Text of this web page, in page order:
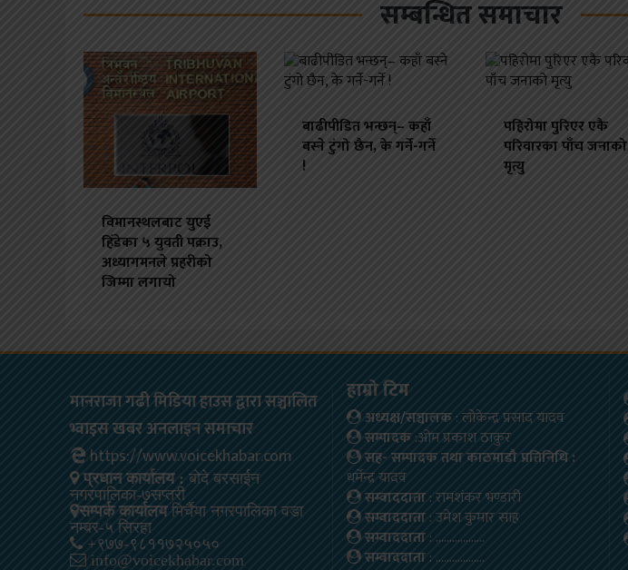
सम्बन्धित समाचार
विमानस्थलबाट युएई
हिँडेका ५ युवती पक्राउ,
अध्यागमनले प्रहरीको
जिम्मा लगायो
बाढीपीडित भन्छन्– कहाँ
बस्ने टुंगो छैन, के गर्ने-गर्ने
!
पहिरोमा पुरिएर एकै
परिवारका पाँच जनाको
मृत्यु
मानराजा गढी मिडिया हाउस द्वारा सञ्चालित
भ्वाइस खबर अनलाइन समाचार
https://www.voicekhabar.com
प्रधान कार्यालय : बोदे बरसाईन
नगरपालिका-७सप्तरी
सम्पर्क कार्यालयमिर्चैया नगरपालिका वडा
नम्बर-५ सिरहा
+९७७-९८११७२५०५०
info@voicekhabar.com
हाम्रो टिम
अध्यक्ष/सञ्चालक: लोकेन्द्र प्रसाद यादव
सम्पादक:ओम प्रकाश ठाकुर
सह- सम्पादक तथा काठमाडौ प्रतिनिधि :
धर्मेन्द्र यादव
सम्वाददाता: रामशंकर भण्डारी
सम्वाददाता: उमेश कुमार साह
सम्वाददाता: ………………
सम्वाददाता: ………………